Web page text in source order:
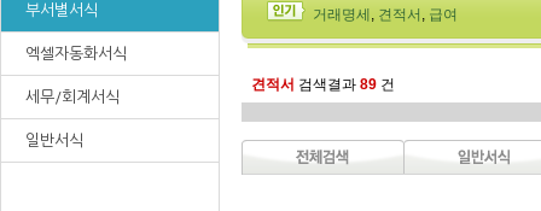
부서별서식
엑셀자동화서식
세무/회계서식
일반서식
거래명세 , 견적서 , 급여
견적서 검색결과 89 건